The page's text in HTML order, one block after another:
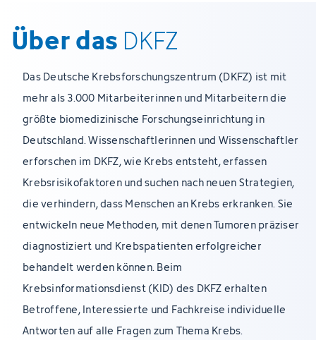
Über das DKFZ
Das Deutsche Krebsforschungszentrum (DKFZ) ist mit
mehr als 3.000 Mitarbeiterinnen und Mitarbeitern die
größte biomedizinische Forschungseinrichtung in
Deutschland. Wissenschaftlerinnen und Wissenschaftler
erforschen im DKFZ, wie Krebs entsteht, erfassen
Krebsrisikofaktoren und suchen nach neuen Strategien,
die verhindern, dass Menschen an Krebs erkranken. Sie
entwickeln neue Methoden, mit denen Tumoren präziser
diagnostiziert und Krebspatienten erfolgreicher
behandelt werden können. Beim
Krebsinformationsdienst (KID) des DKFZ erhalten
Betroffene, Interessierte und Fachkreise individuelle
Antworten auf alle Fragen zum Thema Krebs.